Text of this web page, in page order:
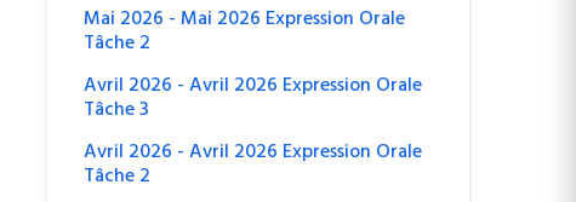
Mai 2026 - Mai 2026 Expression Orale
Tâche 2
Avril 2026 - Avril 2026 Expression Orale
Tâche 3
Avril 2026 - Avril 2026 Expression Orale
Tâche 2